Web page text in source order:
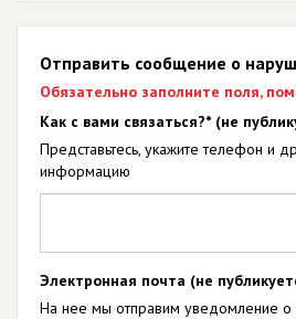
Отправить сообщение о
Обязательно заполните поля,
Как с вами связаться?* (не
Представьтесь, укажите телефон и
информацию
Электронная почта (не
На нее мы отправим уведомление о